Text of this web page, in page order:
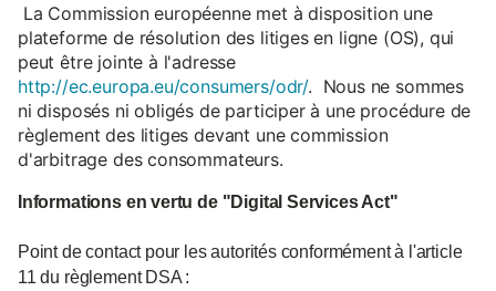
La Commission européenne met à disposition une
plateforme de résolution des litiges en ligne (OS), qui
peut être jointe à l'adresse
http://ec.europa.eu/consumers/odr/. Nous ne sommes
ni disposés ni obligés de participer à une procédure de
règlement des litiges devant une commission
d'arbitrage des consommateurs.
Informations en vertu de "Digital Services Act"
Point de contact pour les autorités conformément à l'article
11 du règlement DSA :